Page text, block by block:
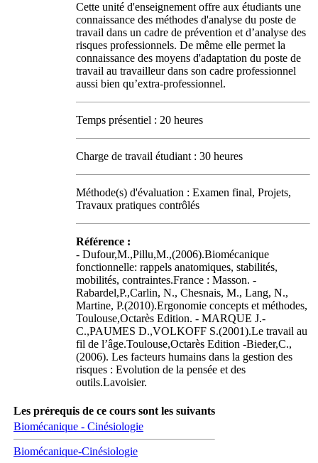
Cette unité d'enseignement offre aux étudiants une
connaissance des méthodes d'analyse du poste de
travail dans un cadre de prévention et d’analyse des
risques professionnels. De même elle permet la
connaissance des moyens d'adaptation du poste de
travail au travailleur dans son cadre professionnel
aussi bien qu’extra-professionnel.
Temps présentiel : 20 heures
Charge de travail étudiant : 30 heures
Méthode(s) d'évaluation : Examen final, Projets,
Travaux pratiques contrôlés
Référence :
- Dufour,M.,Pillu,M.,(2006).Biomécanique
fonctionnelle: rappels anatomiques, stabilités,
mobilités, contraintes.France : Masson. -
Rabardel,P.,Carlin, N., Chesnais, M., Lang, N.,
Martine, P.(2010).Ergonomie concepts et méthodes,
Toulouse,Octarès Edition. - MARQUE J.-
C.,PAUMES D.,VOLKOFF S.(2001).Le travail au
fil de l’âge.Toulouse,Octarès Edition -Bieder,C.,
(2006). Les facteurs humains dans la gestion des
risques : Evolution de la pensée et des
outils.Lavoisier.
Les prérequis de ce cours sont les suivants
Biomécanique - Cinésiologie
Biomécanique-Cinésiologie